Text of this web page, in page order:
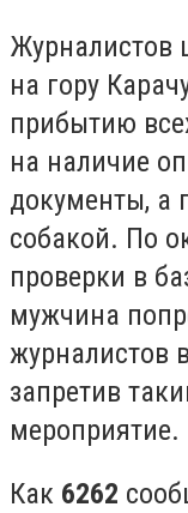
Журналистов
на гору
прибытию
на наличие
документы, а
собакой. По
проверки в
мужчина
журналистов
запретив
мероприятие.
Как 6262